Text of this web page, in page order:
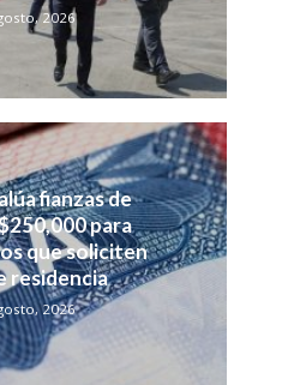
2026
fianzas de
para
que soliciten
residencia
2026